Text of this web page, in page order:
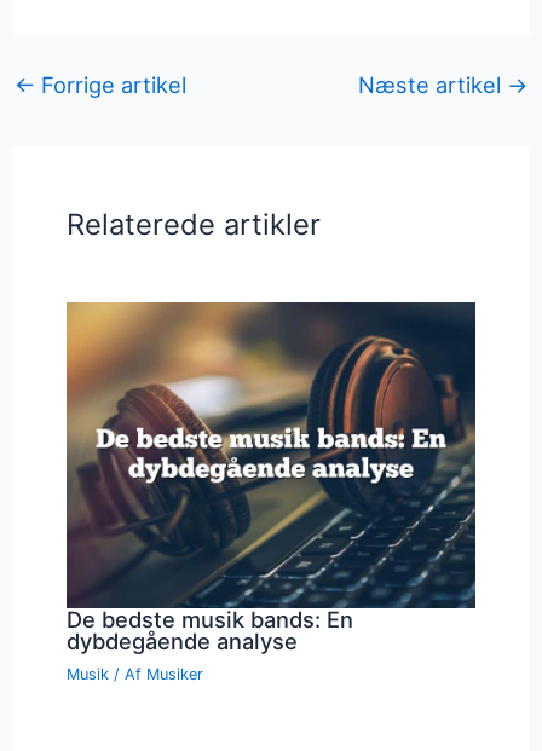
← Forrige artikel Næste artikel →
Relaterede artikler
De bedste musik bands: En
dybdegående analyse
Musik / Af Musiker